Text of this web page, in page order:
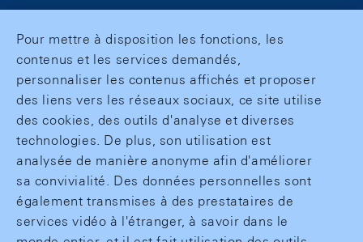
Pour mettre à disposition les fonctions, les
contenus et les services demandés,
personnaliser les contenus affichés et proposer
des liens vers les réseaux sociaux, ce site utilise
des cookies, des outils d'analyse et diverses
technologies. De plus, son utilisation est
analysée de manière anonyme afin d'améliorer
sa convivialité. Des données personnelles sont
également transmises à des prestataires de
services vidéo à l'étranger, à savoir dans le